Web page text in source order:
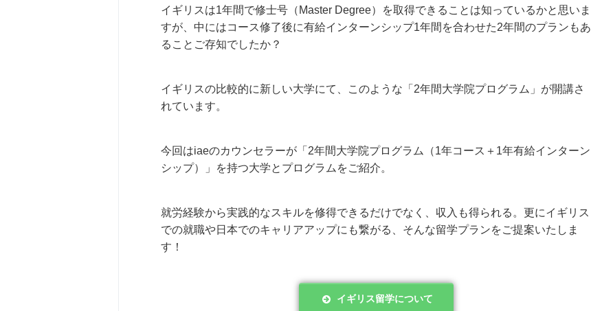
イギリスは1年間で修士号（Master Degree）を取得できることは知っているかと思いま
すが、中にはコース修了後に有給インターンシップ1年間を合わせた2年間のプランもあ
ることご存知でしたか？
イギリスの比較的に新しい大学にて、このような「2年間大学院プログラム」が開講さ
れています。
今回はiaeのカウンセラーが「2年間大学院プログラム（1年コース＋1年有給インターン
シップ）」を持つ大学とプログラムをご紹介。
就労経験から実践的なスキルを修得できるだけでなく、収入も得られる。更にイギリス
での就職や日本でのキャリアアップにも繋がる、そんな留学プランをご提案いたしま
す！
イギリス留学について